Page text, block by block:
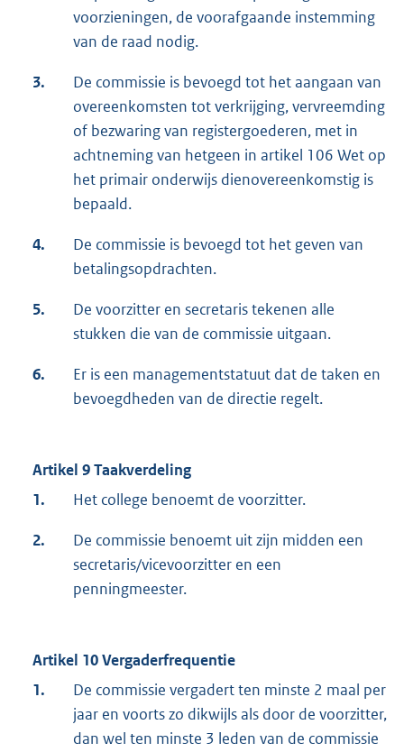
voorzieningen, de voorafgaande instemming
van de raad nodig.
3.
De commissie is bevoegd tot het aangaan van
overeenkomsten tot verkrijging, vervreemding
of bezwaring van registergoederen, met in
achtneming van hetgeen in artikel 106 Wet op
het primair onderwijs dienovereenkomstig is
bepaald.
4.
De commissie is bevoegd tot het geven van
betalingsopdrachten.
5.
De voorzitter en secretaris tekenen alle
stukken die van de commissie uitgaan.
6.
Er is een managementstatuut dat de taken en
bevoegdheden van de directie regelt.
Artikel 9 Taakverdeling
1.
Het college benoemt de voorzitter.
2.
De commissie benoemt uit zijn midden een
secretaris/vicevoorzitter en een
penningmeester.
Artikel 10 Vergaderfrequentie
1.
De commissie vergadert ten minste 2 maal per
jaar en voorts zo dikwijls als door de voorzitter,
dan wel ten minste 3 leden van de commissie